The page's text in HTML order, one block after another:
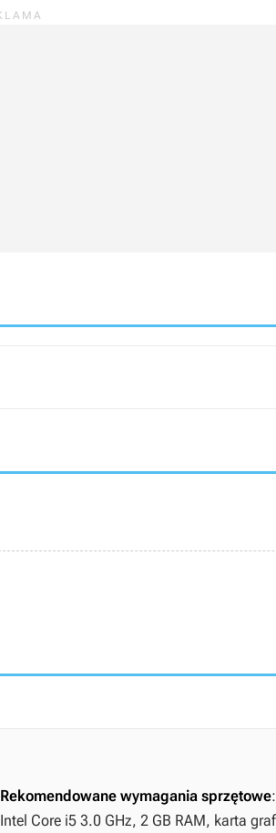
Rekomendowane wymagania sprzętowe:
Intel Core i5 3.0 GHz, 2 GB RAM, karta